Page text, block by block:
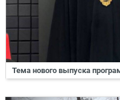
Тема нового выпуска